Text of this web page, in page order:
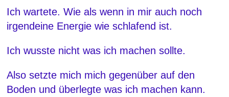
Ich wartete. Wie als wenn in mir auch noch
irgendeine Energie wie schlafend ist.
Ich wusste nicht was ich machen sollte.
Also setzte mich mich gegenüber auf den
Boden und überlegte was ich machen kann.